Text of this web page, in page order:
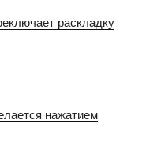
раскладку
нажатием